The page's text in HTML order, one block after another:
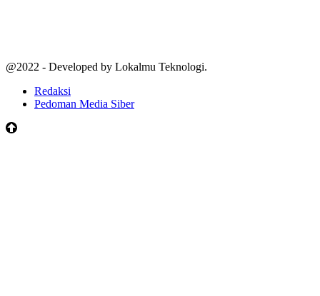
@2022 - Developed by Lokalmu Teknologi.
Redaksi
Pedoman Media Siber